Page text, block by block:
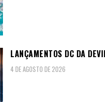
LANÇAMENTOS DC DA
4 DE AGOSTO DE 2026